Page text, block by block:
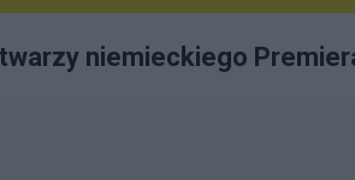
niemieckiego